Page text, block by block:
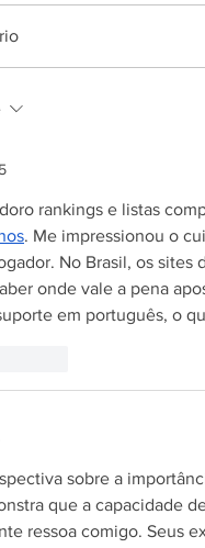
de
sua
rankings e listas
. Me impressionou o
No Brasil, os sites
onde vale a pena
em português, o
sobre a
que a capacidade
ressoa comigo. Seus